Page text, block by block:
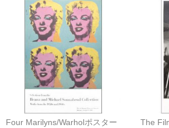
Four Marilyns/Warholポスター
The